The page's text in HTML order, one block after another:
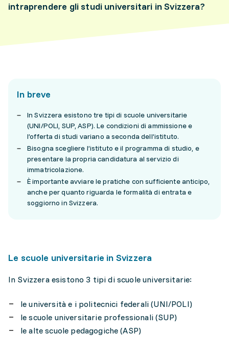
intraprendere gli studi universitari in Svizzera?
In breve
In Svizzera esistono tre tipi di scuole universitarie
(UNI/POLI, SUP, ASP). Le condizioni di ammissione e
l’offerta di studi variano a seconda dell’istituto.
Bisogna scegliere l’istituto e il programma di studio, e
presentare la propria candidatura al servizio di
immatricolazione.
È importante avviare le pratiche con sufficiente anticipo,
anche per quanto riguarda le formalità di entrata e
soggiorno in Svizzera.
Le scuole universitarie in Svizzera
In Svizzera esistono 3 tipi di scuole universitarie:
le università e i politecnici federali (UNI/POLI)
le scuole universitarie professionali (SUP)
le alte scuole pedagogiche (ASP)